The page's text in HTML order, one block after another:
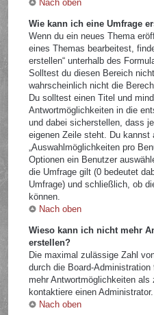
Nach oben
Wie kann ich eine Umfrage
Wenn du ein neues Thema
eines Themas bearbeitest,
erstellen“ unterhalb des
Solltest du diesen Bereich
wahrscheinlich nicht die
Du solltest einen Titel und
Antwortmöglichkeiten in die
und dabei sicherstellen, dass
eigenen Zeile steht. Du kannst
„Auswahlmöglichkeiten pro
Optionen ein Benutzer
die Umfrage gilt (0 bedeutet
Umfrage) und schließlich, ob
können.
Nach oben
Wieso kann ich nicht mehr
erstellen?
Die maximal zulässige Zahl
durch die Board-
mehr Antwortmöglichkeiten als
kontaktiere einen Administrator.
Nach oben